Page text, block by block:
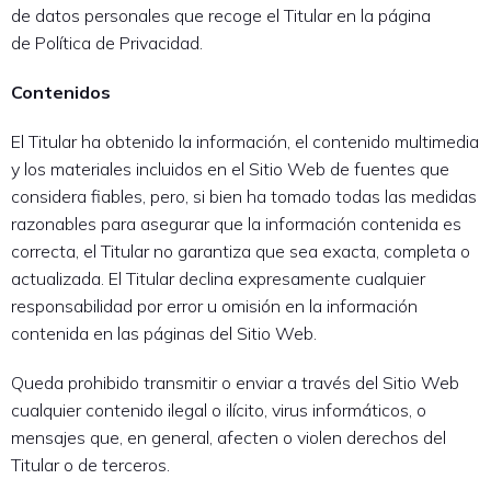
de datos personales que recoge el Titular en la página
de Política de Privacidad.
Contenidos
El Titular ha obtenido la información, el contenido multimedia
y los materiales incluidos en el Sitio Web de fuentes que
considera fiables, pero, si bien ha tomado todas las medidas
razonables para asegurar que la información contenida es
correcta, el Titular no garantiza que sea exacta, completa o
actualizada. El Titular declina expresamente cualquier
responsabilidad por error u omisión en la información
contenida en las páginas del Sitio Web.
Queda prohibido transmitir o enviar a través del Sitio Web
cualquier contenido ilegal o ilícito, virus informáticos, o
mensajes que, en general, afecten o violen derechos del
Titular o de terceros.